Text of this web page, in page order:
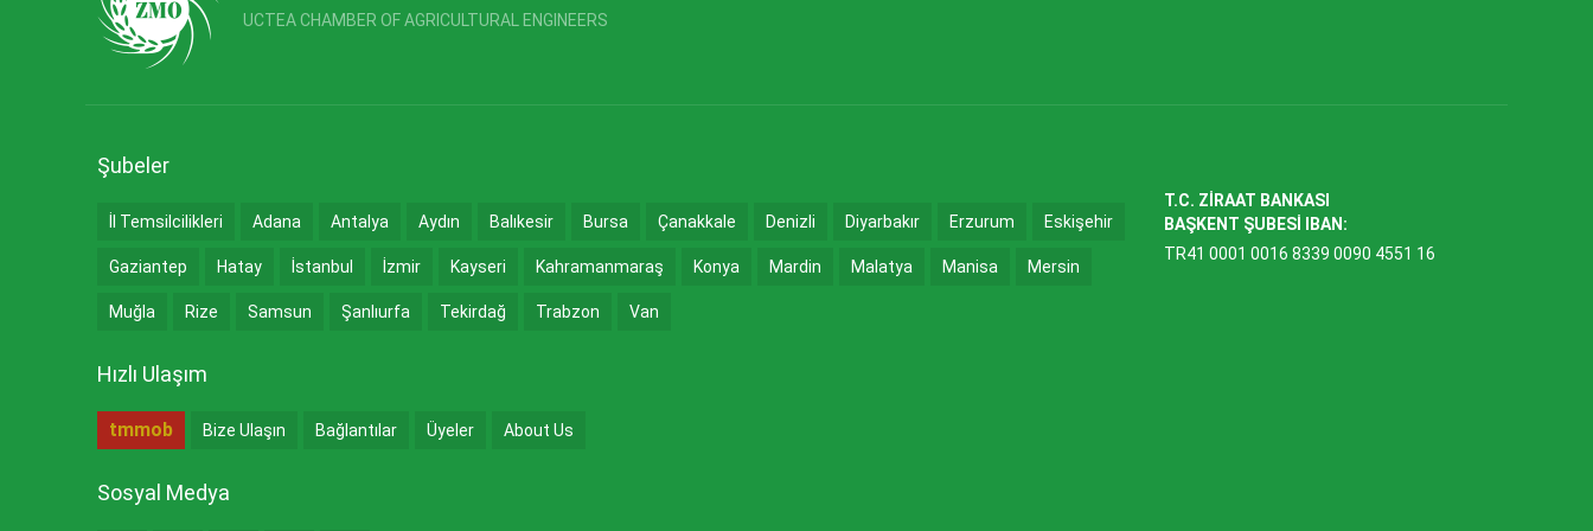
UCTEA CHAMBER OF AGRICULTURAL ENGINEERS
Şubeler
İl Temsilcilikleri Adana Antalya Aydın Balıkesir Bursa Çanakkale Denizli Diyarbakır Erzurum Eskişehir
Gaziantep Hatay İstanbul İzmir Kayseri Kahramanmaraş Konya Mardin Malatya Manisa Mersin
Muğla Rize Samsun Şanlıurfa Tekirdağ Trabzon Van
Hızlı Ulaşım
tmmob Bize Ulaşın Bağlantılar Üyeler About Us
Sosyal Medya
T.C. ZİRAAT BANKASI
BAŞKENT ŞUBESİ IBAN:
TR41 0001 0016 8339 0090 4551 16